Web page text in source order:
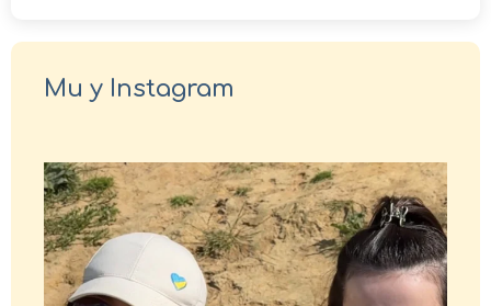
Ми у Instagram